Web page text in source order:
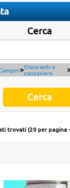
Cerca
>Oscuranti e
zanzariere
trovati (20 per pagina